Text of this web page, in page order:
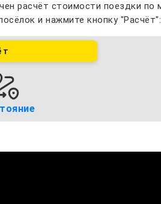
расчёт стоимости поездки
и нажмите кнопку "Расчёт":